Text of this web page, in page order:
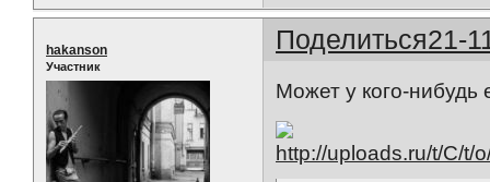
Поделиться21-
hakanson
Участник
Может у кого-нибудь